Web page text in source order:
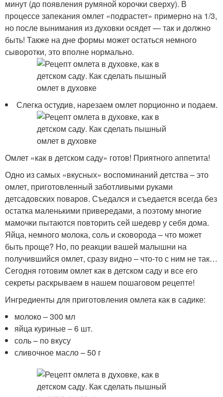
минут (до появления румяной корочки сверху). В
процессе запекания омлет «подрастет» примерно на 1/3,
но после вынимания из духовки осядет — так и должно
быть! Также на дне формы может остаться немного
сыворотки, это вполне нормально.
Слегка остудив, нарезаем омлет порционно и подаем.
Омлет «как в детском саду» готов! Приятного аппетита!
Одно из самых «вкусных» воспоминаний детства – это
омлет, приготовленный заботливыми руками
детсадовских поваров. Съедался и съедается всегда без
остатка маленькими привередами, а поэтому многие
мамочки пытаются повторить сей шедевр у себя дома.
Яйца, немного молока, соль и сковорода – что может
быть проще? Но, по реакции вашей малышни на
получившийся омлет, сразу видно – что-то с ним не так…
Сегодня готовим омлет как в детском саду и все его
секреты раскрываем в нашем пошаговом рецепте!
Ингредиенты для приготовления омлета как в садике:
молоко – 300 мл
яйца куриные – 6 шт.
соль – по вкусу
сливочное масло – 50 г